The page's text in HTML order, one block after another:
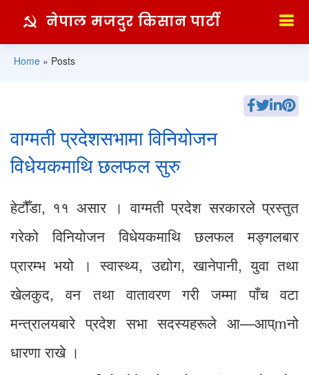
नेपाल मजदुर किसान पार्टी
Home » Posts
वाग्मती प्रदेशसभामा विनियोजन
विधेयकमाथि छलफल सुरु
हेटौँडा, ११ असार । वाग्मती प्रदेश सरकारले प्रस्तुत
गरेको विनियोजन विधेयकमाथि छलफल मङ्गलबार
प्रारम्भ भयो । स्वास्थ्य, उद्योग, खानेपानी, युवा तथा
खेलकुद, वन तथा वातावरण गरी जम्मा पाँच वटा
मन्त्रालयबारे प्रदेश सभा सदस्यहरूले आ—आप्mनो
धारणा राखे ।